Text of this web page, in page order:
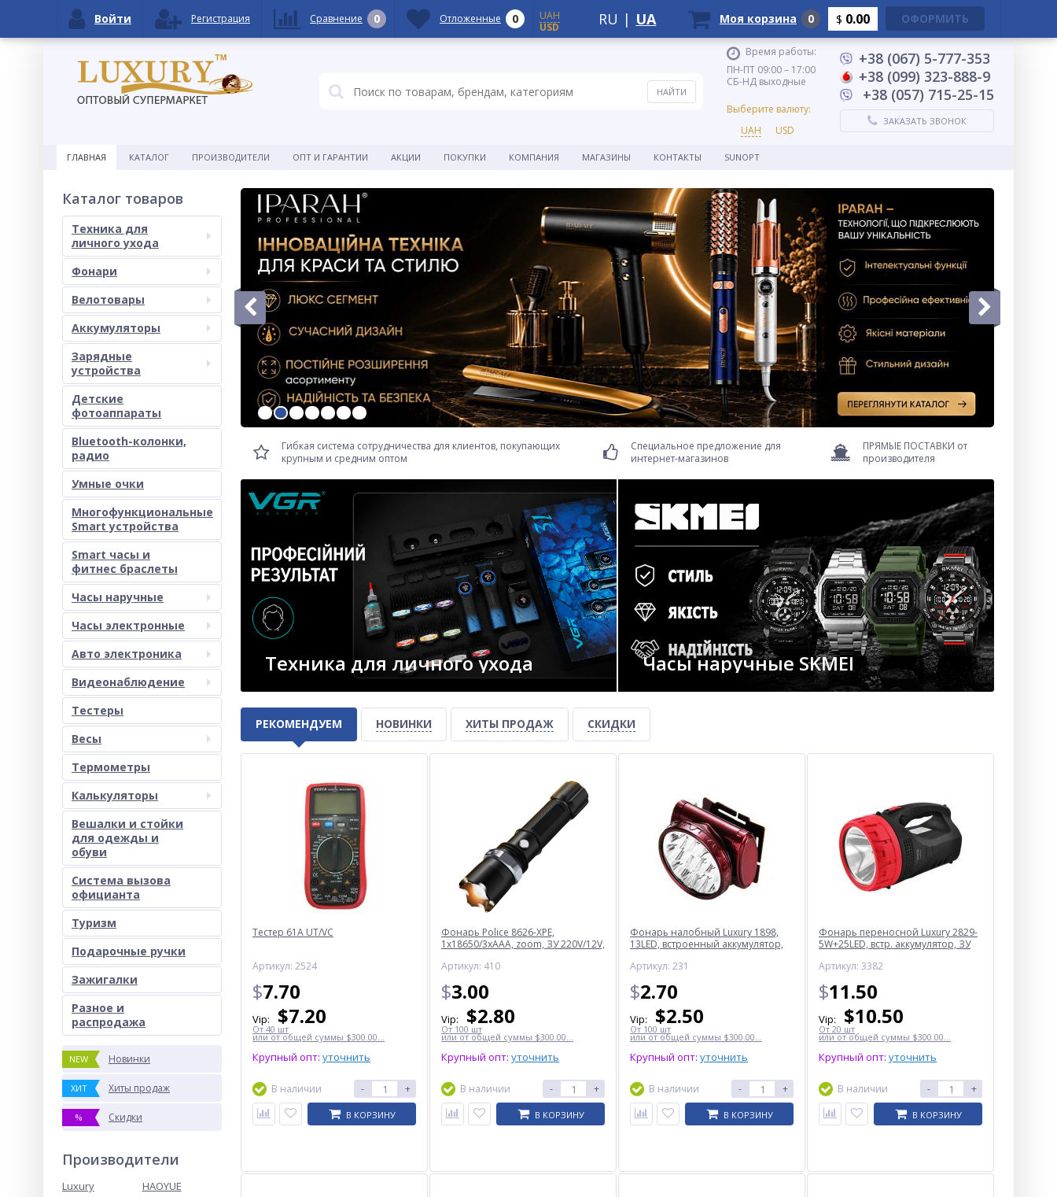
Время работы:
ПН-ПТ 09:00 – 17:00
СБ-НД выходные
Выберите валюту:
UAH
USD
+38 (067) 5-777-353
+38 (099) 323-888-9
+38 (057) 715-25-15
ЗАКАЗАТЬ ЗВОНОК
ГЛАВНАЯ КАТАЛОГ ПРОИЗВОДИТЕЛИ ОПТ И ГАРАНТИИ АКЦИИ ПОКУПКИ КОМПАНИЯ МАГАЗИНЫ КОНТАКТЫ SUNOPT
Каталог товаров
Техника для
личного ухода
Фонари
Велотовары
Аккумуляторы
Зарядные
устройства
Детские
фотоаппараты
Bluetooth-колонки,
радио
Умные очки
Многофункциональные
Smart устройства
Smart часы и
фитнес браслеты
Часы наручные
Часы электронные
Авто электроника
Видеонаблюдение
Тестеры
Весы
Термометры
Калькуляторы
Вешалки и стойки
для одежды и
обуви
Система вызова
официанта
Туризм
Подарочные ручки
Зажигалки
Разное и
раcпродажа
NEW Новинки
ХИТ Хиты продаж
% Скидки
Производители
Luxury
HAOYUE
Гибкая система сотрудничества для клиентов, покупающих
крупным и средним оптом
Специальное предложение для
интернет-магазинов
ПРЯМЫЕ ПОСТАВКИ от
производителя
Техника для личного ухода Часы наручные SKMEI
РЕКОМЕНДУЕМ НОВИНКИ ХИТЫ ПРОДАЖ СКИДКИ
Тестер 61A UT/VC
Артикул: 2524
$7.70
Vip: $7.20
От 40 шт
или от общей суммы $300.00...
Крупный опт: уточнить
В наличии - +
В КОРЗИНУ
Фонарь Police 8626-XPE,
1х18650/3xAAA, zoom, ЗУ 220V/12V,
Артикул: 410
$3.00
Vip: $2.80
От 100 шт
или от общей суммы $300.00...
Крупный опт: уточнить
В наличии - +
В КОРЗИНУ
Фонарь налобный Luxury 1898,
13LED, встроенный аккумулятор,
Артикул: 231
$2.70
Vip: $2.50
От 100 шт
или от общей суммы $300.00...
Крупный опт: уточнить
В наличии - +
В КОРЗИНУ
Фонарь переносной Luxury 2829-
5W+25LED, встр. аккумулятор, ЗУ
Артикул: 3382
$11.50
Vip: $10.50
От 20 шт
или от общей суммы $300.00...
Крупный опт: уточнить
В наличии - +
В КОРЗИНУ
Войти Регистрация Сравнение 0 Отложенные 0
UAH
USD
RU | UA Моя корзина 0 $ 0.00 ОФОРМИТЬ